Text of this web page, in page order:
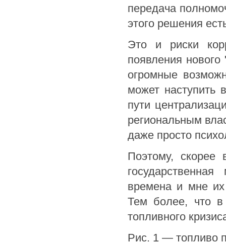
передача
этого решения
Это и риски
появления
огромные
может
пути
региональным
даже просто
Поэтому,
времена и мне их
Тем более, что
топливного
Рис. 1 — топливо